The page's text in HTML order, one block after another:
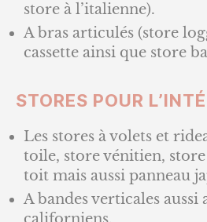
store à l’italienne).
A bras articulés (store
cassette ainsi que store
STORES POUR
Les stores à volets et
toile, store vénitien,
toit mais aussi panneau
A bandes verticales aussi